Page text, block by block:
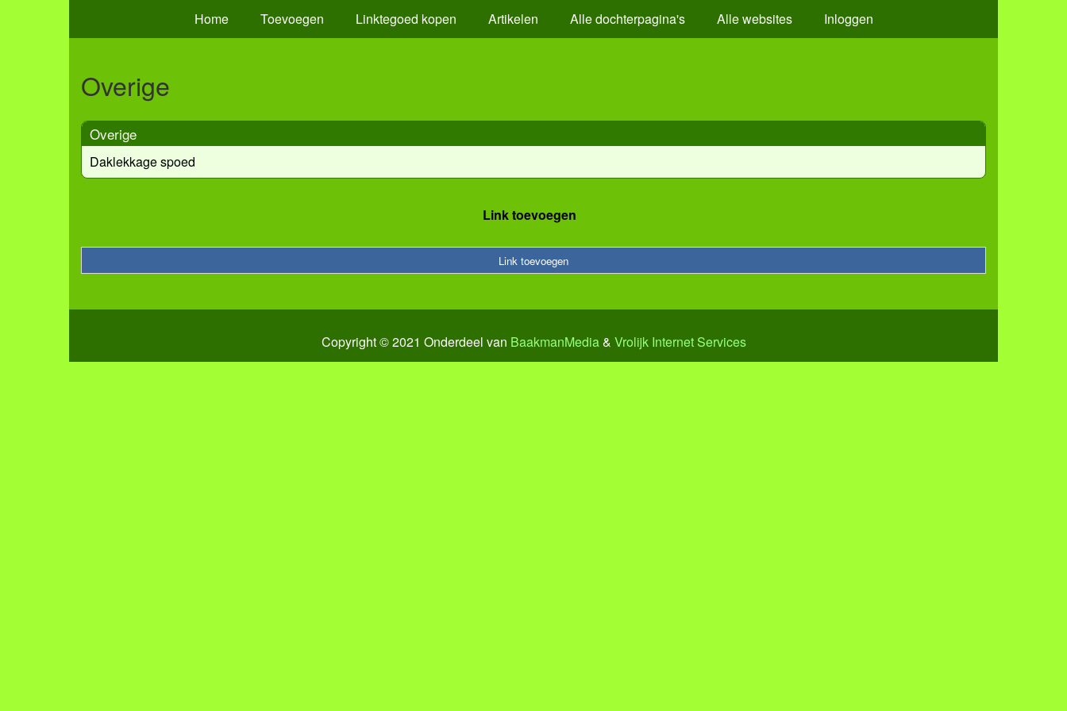
Home Toevoegen Linktegoed kopen Artikelen Alle dochterpagina's Alle websites Inloggen
Overige
Overige
Daklekkage spoed
Link toevoegen
Link toevoegen
Copyright © 2021 Onderdeel van BaakmanMedia& Vrolijk Internet Services